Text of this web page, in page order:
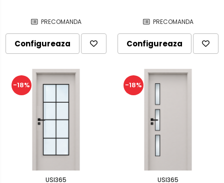
PRECOMANDA
Configureaza
PRECOMANDA
Configureaza
-18%
USI365
-18%
USI365